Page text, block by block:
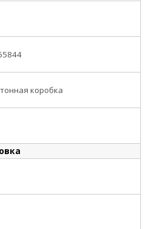
коробка